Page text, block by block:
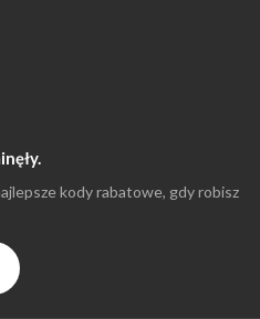
kody rabatowe, gdy robisz